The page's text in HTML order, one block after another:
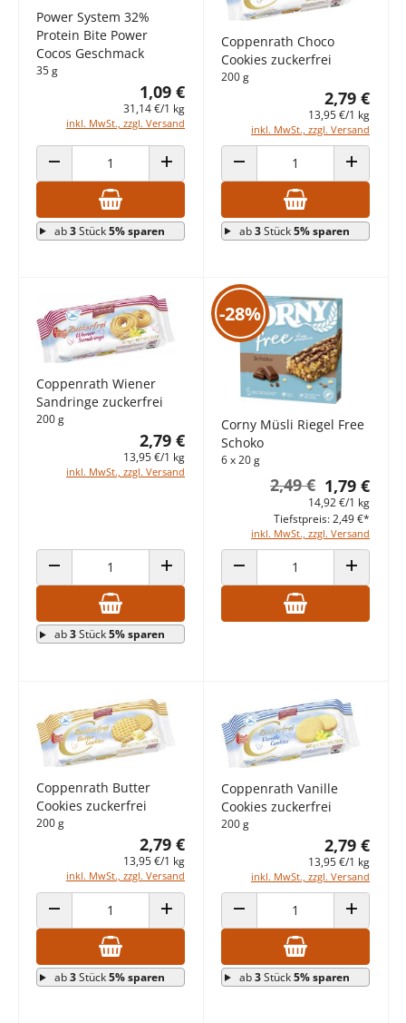
Power System 32%
Protein Bite Power
Cocos Geschmack
35 g
1,09 €
31,14 €/1 kg
inkl. MwSt., zzgl. Versand
ANZAHL VERRINGERN ANZAHL ERHÖHEN
ab3Stück5% sparen
Coppenrath Choco
Cookies zuckerfrei
200 g
2,79 €
13,95 €/1 kg
inkl. MwSt., zzgl. Versand
ANZAHL VERRINGERN ANZAHL
ab3Stück5% sparen
Coppenrath Wiener
Sandringe zuckerfrei
200 g
2,79 €
13,95 €/1 kg
inkl. MwSt., zzgl. Versand
ANZAHL VERRINGERN ANZAHL ERHÖHEN
ab3Stück5% sparen
-28%
Corny Müsli Riegel Free
Schoko
6 x 20 g
1,79 €
2,49 €
14,92 €/1 kg
inkl. MwSt., zzgl. Versand
Tiefstpreis: 2,49 €*
ANZAHL VERRINGERN ANZAHL
Coppenrath Butter
Cookies zuckerfrei
200 g
2,79 €
13,95 €/1 kg
inkl. MwSt., zzgl. Versand
ANZAHL VERRINGERN ANZAHL ERHÖHEN
ab3Stück5% sparen
Coppenrath Vanille
Cookies zuckerfrei
200 g
2,79 €
13,95 €/1 kg
inkl. MwSt., zzgl. Versand
ANZAHL VERRINGERN ANZAHL
ab3Stück5% sparen